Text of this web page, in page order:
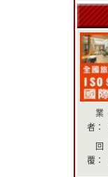
業
者：
回
覆：